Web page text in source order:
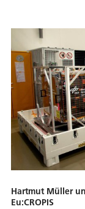
Hartmut Müller
Eu:CROPIS